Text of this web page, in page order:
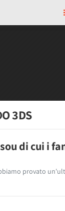
3DS
di cui i
provato